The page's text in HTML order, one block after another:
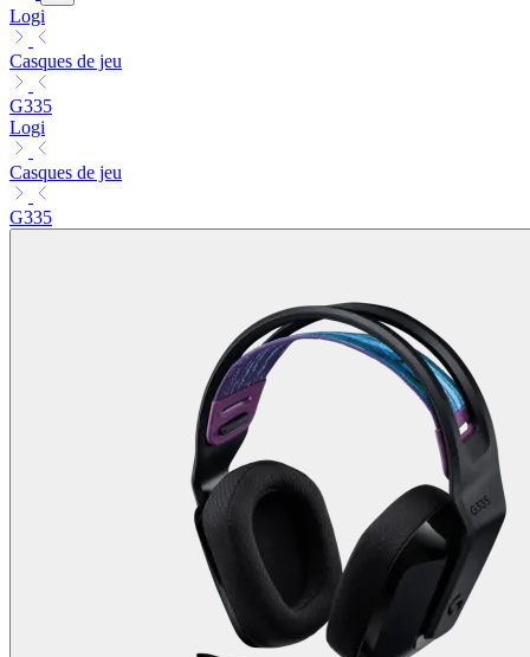
Logi
Casques de jeu
G335
Logi
Casques de jeu
G335